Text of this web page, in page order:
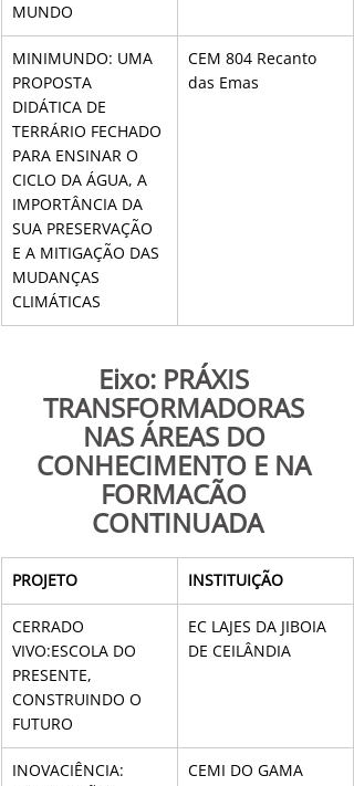
MUNDO
MINIMUNDO: UMA
PROPOSTA
DIDÁTICA DE
TERRÁRIO FECHADO
PARA ENSINAR O
CICLO DA ÁGUA, A
IMPORTÂNCIA DA
SUA PRESERVAÇÃO
E A MITIGAÇÃO DAS
MUDANÇAS
CLIMÁTICAS
CEM 804 Recanto
das Emas
Eixo: PRÁXIS
TRANSFORMADORAS
NAS ÁREAS DO
CONHECIMENTO E NA
FORMAÇÃO
CONTINUADA
PROJETO INSTITUIÇÃO
CERRADO
VIVO:ESCOLA DO
PRESENTE,
CONSTRUINDO O
FUTURO
EC LAJES DA JIBOIA
DE CEILÂNDIA
INOVACIÊNCIA:
CEMI DO GAMA